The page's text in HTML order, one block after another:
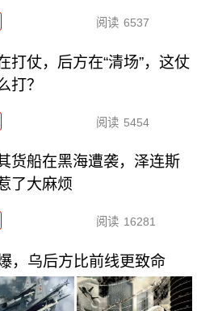
阅读 6537
打仗，后方在“清场”，这仗
打？
阅读 5454
货船在黑海遭袭，泽连斯
了大麻烦
阅读 16281
，乌后方比前线更致命